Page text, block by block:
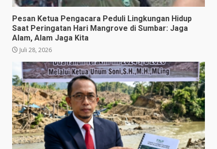
Pesan Ketua Pengacara Peduli Lingkungan Hidup
Saat Peringatan Hari Mangrove di Sumbar: Jaga
Alam, Alam Jaga Kita
Juli 28, 2026